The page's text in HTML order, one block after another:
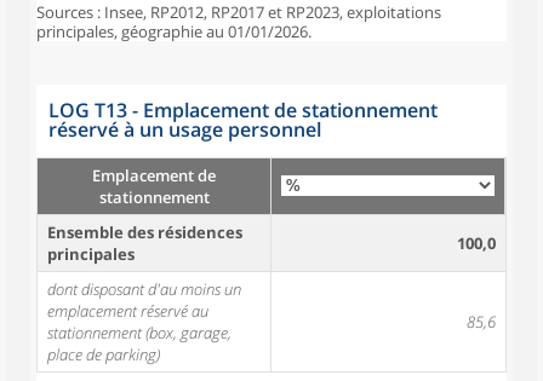
Sources : Insee, RP2012, RP2017 et RP2023, exploitations
principales, géographie au 01/01/2026.
LOG T13 - Emplacement de stationnement
réservé à un usage personnel
Emplacement de
stationnement
Ensemble des résidences
principales
100,0
dont disposant d'au moins un
emplacement réservé au
stationnement (box, garage,
place de parking)
85,6